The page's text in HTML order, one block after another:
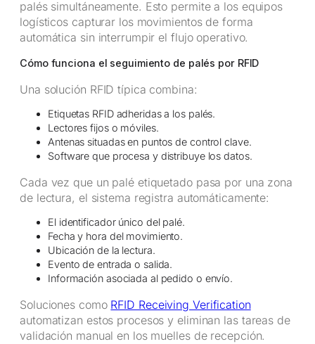
palés simultáneamente. Esto permite a los equipos
logísticos capturar los movimientos de forma
automática sin interrumpir el flujo operativo.
Cómo funciona el seguimiento de palés por RFID
Una solución RFID típica combina:
Etiquetas RFID adheridas a los palés.
Lectores fijos o móviles.
Antenas situadas en puntos de control clave.
Software que procesa y distribuye los datos.
Cada vez que un palé etiquetado pasa por una zona
de lectura, el sistema registra automáticamente:
El identificador único del palé.
Fecha y hora del movimiento.
Ubicación de la lectura.
Evento de entrada o salida.
Información asociada al pedido o envío.
Soluciones como RFID Receiving Verification
automatizan estos procesos y eliminan las tareas de
validación manual en los muelles de recepción.